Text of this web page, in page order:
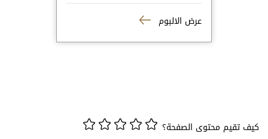
عرض الالبوم
كيف تقيم محتوى الصفحة؟